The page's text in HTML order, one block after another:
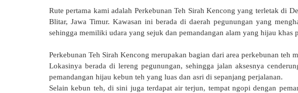
Rute pertama kami adalah Perkebunan Teh Sirah Kencongyang terletak di
Blitar, Jawa Timur. Kawasan ini berada di daerah pegunungan yang
sehingga memiliki udara yang sejuk dan pemandangan alam yang hijau khas
Perkebunan Teh Sirah Kencong merupakan bagian dari area perkebunan teh
Lokasinya berada di lereng pegunungan, sehingga jalan aksesnya
pemandangan hijau kebun teh yang luas dan asri di sepanjang perjalanan.
Selain kebun teh, di sini juga terdapat air terjun, tempat ngopi dengan